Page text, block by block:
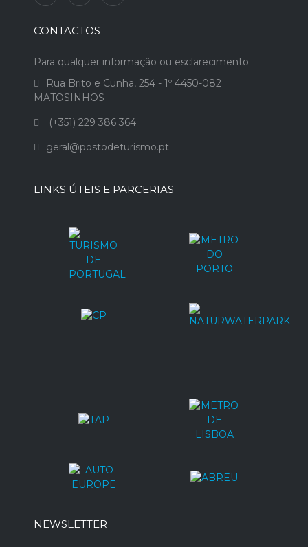
CONTACTOS
Para qualquer informação ou esclarecimento
Rua Brito e Cunha, 254 - 1º 4450-082
MATOSINHOS
(+351) 229 386 364
geral@postodeturismo.pt
LINKS ÚTEIS E PARCERIAS
NEWSLETTER